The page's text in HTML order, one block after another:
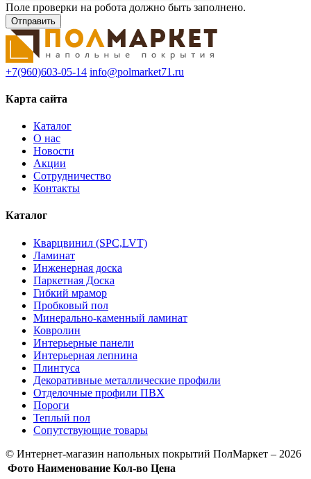
Поле проверки на робота должно быть заполнено.
+7(960)603-05-14 info@polmarket71.ru
Карта сайта
Каталог
О нас
Новости
Акции
Сотрудничество
Контакты
Каталог
Кварцвинил (SPC,LVT)
Ламинат
Инженерная доска
Паркетная Доска
Гибкий мрамор
Пробковый пол
Минерально-каменный ламинат
Ковролин
Интерьерные панели
Интерьерная лепнина
Плинтуса
Декоративные металлические профили
Отделочные профили ПВХ
Пороги
Теплый пол
Сопутствующие товары
© Интернет-магазин напольных покрытий ПолМаркет – 2026
Фото Наименование Кол-во Цена